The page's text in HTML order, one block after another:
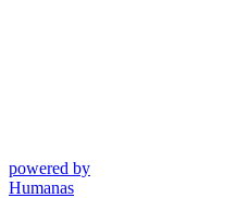
powered by
Humanas